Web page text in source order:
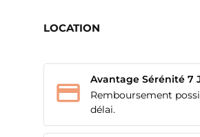
LOCATION
Avantage Sérénité 7
Remboursement
délai.